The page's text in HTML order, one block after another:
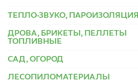
ТЕПЛО-ЗВУКО, ПАРОИЗОЛЯЦИЯ
ДРОВА, БРИКЕТЫ, ПЕЛЛЕТЫ
ТОПЛИВНЫЕ
САД, ОГОРОД
ЛЕСОПИЛОМАТЕРИАЛЫ